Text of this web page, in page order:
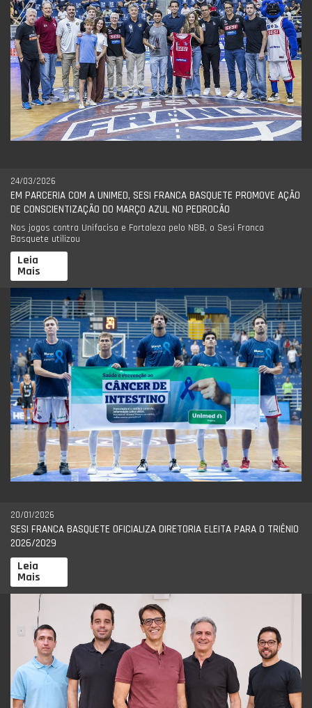
24/03/2026
EM PARCERIA COM A UNIMED, SESI FRANCA BASQUETE PROMOVE AÇÃO
DE CONSCIENTIZAÇÃO DO MARÇO AZUL NO PEDROCÃO
Nos jogos contra Unifacisa e Fortaleza pelo NBB, o Sesi Franca
Basquete utilizou
Leia
Mais
20/01/2026
SESI FRANCA BASQUETE OFICIALIZA DIRETORIA ELEITA PARA O TRIÊNIO
2026/2029
Leia
Mais